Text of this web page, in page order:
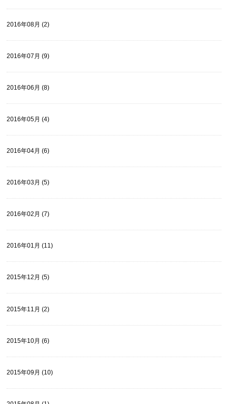
2016年08月 (2)
2016年07月 (9)
2016年06月 (8)
2016年05月 (4)
2016年04月 (6)
2016年03月 (5)
2016年02月 (7)
2016年01月 (11)
2015年12月 (5)
2015年11月 (2)
2015年10月 (6)
2015年09月 (10)